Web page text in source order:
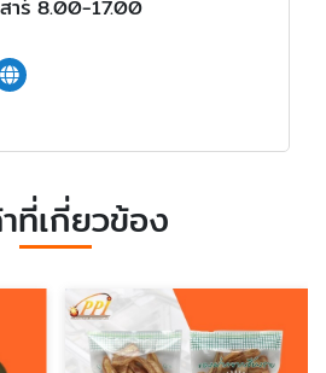
าร์ 8.00-17.00
ที่เกี่ยวข้อง